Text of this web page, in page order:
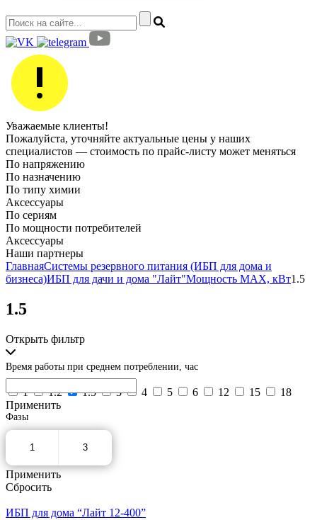
Уважаемые клиенты!
Пожалуйста, уточняйте актуальные цены у наших
специалистов — стоимость по прайс‑листу может меняться
По напряжению
По назначению
По типу химии
Аксессуары
По сериям
По мощности потребителей
Аксессуары
Наши партнеры
ГлавнаяСистемы резервного питания (ИБП для дома и
бизнеса)ИБП для дачи и дома "Лайт"Мощность MAX, кВт1.5
1.5
Открыть фильтр
Время работы при среднем потреблении, час
1 1.2 1.5 3 4 5 6 12 15
18
Применить
Фазы
1 3
Применить
Сбросить
ИБП для дома “Лайт 12-400”